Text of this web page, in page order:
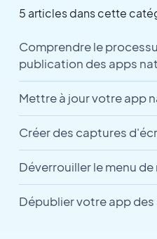
5 articles dans cette
Comprendre le
publication des apps
Mettre à jour votre app
Créer des captures
Déverrouiller le menu de
Dépublier votre app